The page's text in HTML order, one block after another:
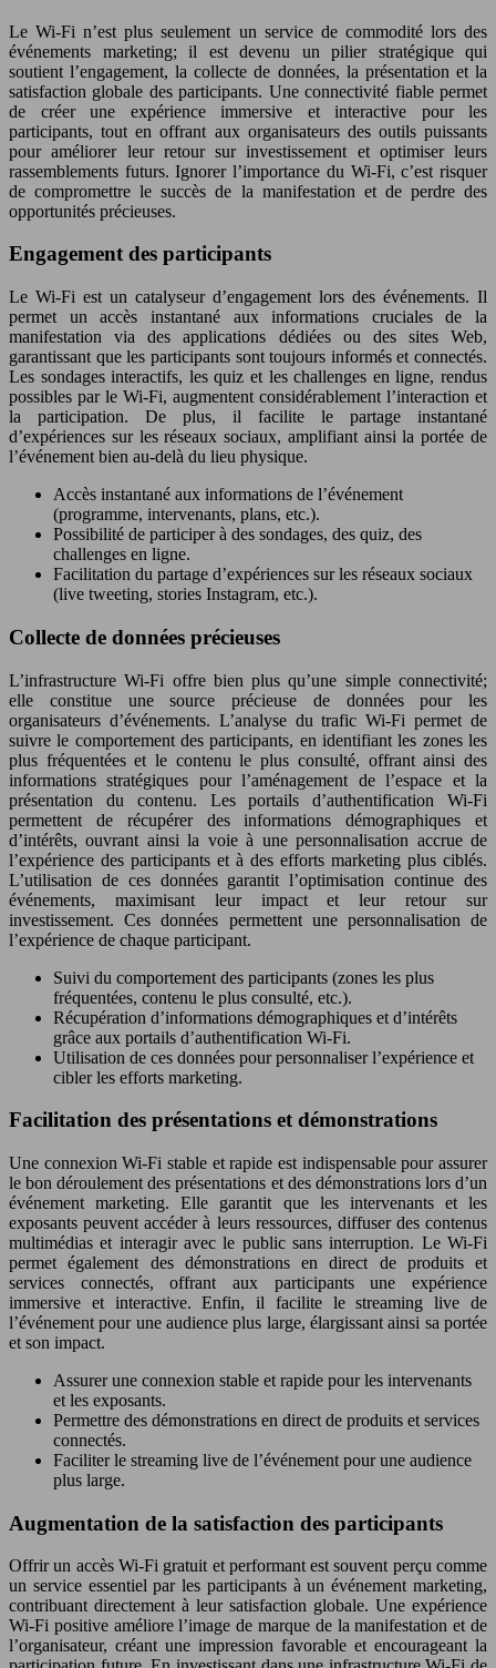
Le Wi-Fi n’est plus seulement un service de commodité lors des
événements marketing; il est devenu un pilier stratégique qui
soutient l’engagement, la collecte de données, la présentation et la
satisfaction globale des participants. Une connectivité fiable permet
de créer une expérience immersive et interactive pour les
participants, tout en offrant aux organisateurs des outils puissants
pour améliorer leur retour sur investissement et optimiser leurs
rassemblements futurs. Ignorer l’importance du Wi-Fi, c’est risquer
de compromettre le succès de la manifestation et de perdre des
opportunités précieuses.
Engagement des participants
Le Wi-Fi est un catalyseur d’engagement lors des événements. Il
permet un accès instantané aux informations cruciales de la
manifestation via des applications dédiées ou des sites Web,
garantissant que les participants sont toujours informés et connectés.
Les sondages interactifs, les quiz et les challenges en ligne, rendus
possibles par le Wi-Fi, augmentent considérablement l’interaction et
la participation. De plus, il facilite le partage instantané
d’expériences sur les réseaux sociaux, amplifiant ainsi la portée de
l’événement bien au-delà du lieu physique.
Accès instantané aux informations de l’événement
(programme, intervenants, plans, etc.).
Possibilité de participer à des sondages, des quiz, des
challenges en ligne.
Facilitation du partage d’expériences sur les réseaux sociaux
(live tweeting, stories Instagram, etc.).
Collecte de données précieuses
L’infrastructure Wi-Fi offre bien plus qu’une simple connectivité;
elle constitue une source précieuse de données pour les
organisateurs d’événements. L’analyse du trafic Wi-Fi permet de
suivre le comportement des participants, en identifiant les zones les
plus fréquentées et le contenu le plus consulté, offrant ainsi des
informations stratégiques pour l’aménagement de l’espace et la
présentation du contenu. Les portails d’authentification Wi-Fi
permettent de récupérer des informations démographiques et
d’intérêts, ouvrant ainsi la voie à une personnalisation accrue de
l’expérience des participants et à des efforts marketing plus ciblés.
L’utilisation de ces données garantit l’optimisation continue des
événements, maximisant leur impact et leur retour sur
investissement. Ces données permettent une personnalisation de
l’expérience de chaque participant.
Suivi du comportement des participants (zones les plus
fréquentées, contenu le plus consulté, etc.).
Récupération d’informations démographiques et d’intérêts
grâce aux portails d’authentification Wi-Fi.
Utilisation de ces données pour personnaliser l’expérience et
cibler les efforts marketing.
Facilitation des présentations et démonstrations
Une connexion Wi-Fi stable et rapide est indispensable pour assurer
le bon déroulement des présentations et des démonstrations lors d’un
événement marketing. Elle garantit que les intervenants et les
exposants peuvent accéder à leurs ressources, diffuser des contenus
multimédias et interagir avec le public sans interruption. Le Wi-Fi
permet également des démonstrations en direct de produits et
services connectés, offrant aux participants une expérience
immersive et interactive. Enfin, il facilite le streaming live de
l’événement pour une audience plus large, élargissant ainsi sa portée
et son impact.
Assurer une connexion stable et rapide pour les intervenants
et les exposants.
Permettre des démonstrations en direct de produits et services
connectés.
Faciliter le streaming live de l’événement pour une audience
plus large.
Augmentation de la satisfaction des participants
Offrir un accès Wi-Fi gratuit et performant est souvent perçu comme
un service essentiel par les participants à un événement marketing,
contribuant directement à leur satisfaction globale. Une expérience
Wi-Fi positive améliore l’image de marque de la manifestation et de
l’organisateur, créant une impression favorable et encourageant la